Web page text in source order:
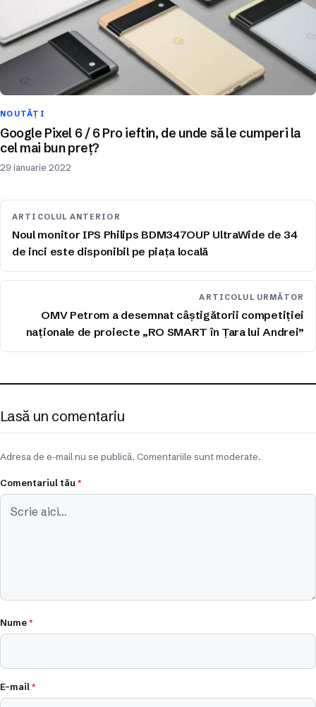
NOUTĂȚI
Google Pixel 6 / 6 Pro ieftin, de unde să le cumperi la
cel mai bun preț?
29 ianuarie 2022
ARTICOLUL ANTERIOR
Noul monitor IPS Philips BDM347OUP UltraWide de 34
de inci este disponibil pe piața locală
ARTICOLUL URMĂTOR
OMV Petrom a desemnat câștigătorii competiției
naționale de proiecte „RO SMART în Țara lui Andrei”
Lasă un comentariu
Adresa de e-mail nu se publică. Comentariile sunt moderate.
Comentariul tău *
Nume*
E-mail*